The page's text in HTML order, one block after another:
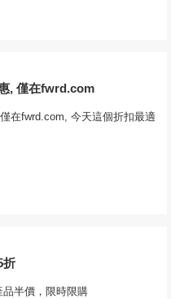
, 僅在fwrd.com
在fwrd.com, 今天這個折扣最適
折
半價，限時限購